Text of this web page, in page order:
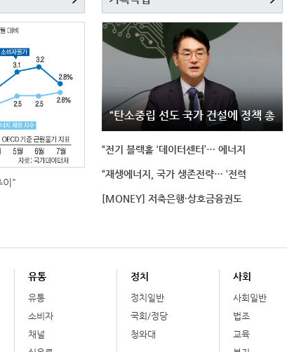
이"
“탄소중립 선도 국가 건설에 정책 총
“전기 블랙홀 ‘데이터센터’… 에너지
“재생에너지, 국가 생존전략… ‘전력
[MONEY] 저축은행·상호금융권도
유통
유통
소비자
채널
정치
정치일반
국회/정당
청와대
사회
사회일반
법조
교육